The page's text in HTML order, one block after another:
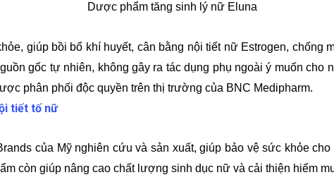
Dược phẩm tăng sinh lý nữ Eluna
giúp bồi bổ khí huyết, cân bằng nội tiết nữ Estrogen, chống
gốc tự nhiên, không gây ra tác dụng phụ ngoài ý muốn
phân phối độc quyền trên thị trường của BNC Medipharm.
tiết tố nữ
của Mỹ nghiên cứu và sản xuất, giúp bảo vệ sức khỏe
còn giúp nâng cao chất lượng sinh dục nữ và cải thiện hiếm